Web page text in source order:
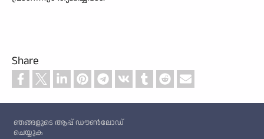
Share
ഞങ്ങളുടെ ആപ്പ് ഡൗൺലോഡ്
ചെയ്യുക